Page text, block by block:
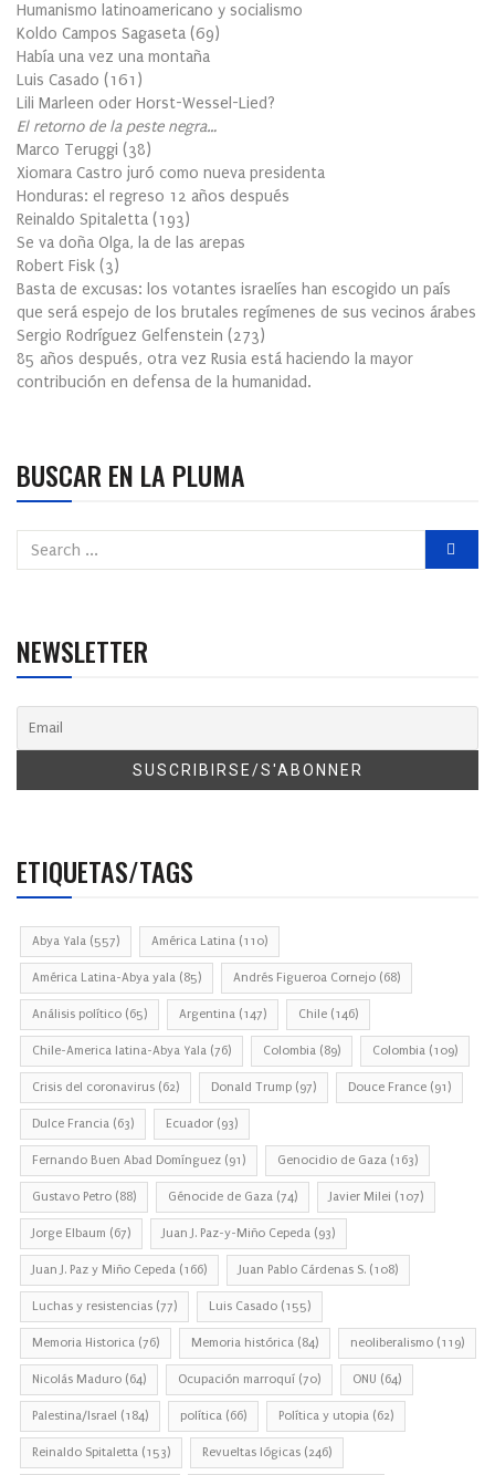
Humanismo latinoamericano y socialismo
Koldo Campos Sagaseta (69)
Había una vez una montaña
Luis Casado (161 )
Lili Marleen oder Horst-Wessel-Lied?
El retorno de la peste negra…
Marco Teruggi (38)
Xiomara Castro juró como nueva presidenta
Honduras: el regreso 12 años después
Reinaldo Spitaletta (193)
Se va doña Olga, la de las arepas
Robert Fisk (3)
Basta de excusas: los votantes israelíes han escogido un país
que será espejo de los brutales regímenes de sus vecinos árabes
Sergio Rodríguez Gelfenstein (273)
85 años después, otra vez Rusia está haciendo la mayor
contribución en defensa de la humanidad.
BUSCAR EN LA PLUMA
NEWSLETTER
ETIQUETAS/TAGS
Abya Yala (557) América Latina (110)
América Latina-Abya yala (85) Andrés Figueroa Cornejo (68)
Análisis político (65) Argentina (147) Chile (146)
Chile-America latina-Abya Yala (76) Colombia (89) Colombia (109)
Crisis del coronavirus (62) Donald Trump (97) Douce France (91)
Dulce Francia (63) Ecuador (93)
Fernando Buen Abad Domínguez (91) Genocidio de Gaza (163)
Gustavo Petro (88) Génocide de Gaza (74) Javier Milei (107)
Jorge Elbaum (67) Juan J. Paz-y-Miño Cepeda (93)
Juan J. Paz y Miño Cepeda (166) Juan Pablo Cárdenas S. (108)
Luchas y resistencias (77) Luis Casado (155)
Memoria Historica (76) Memoria histórica (84) neoliberalismo (119)
Nicolás Maduro (64) Ocupación marroquí (70) ONU (64)
Palestina/Israel (184) política (66) Política y utopia (62)
Reinaldo Spitaletta (153) Revueltas lógicas (246)